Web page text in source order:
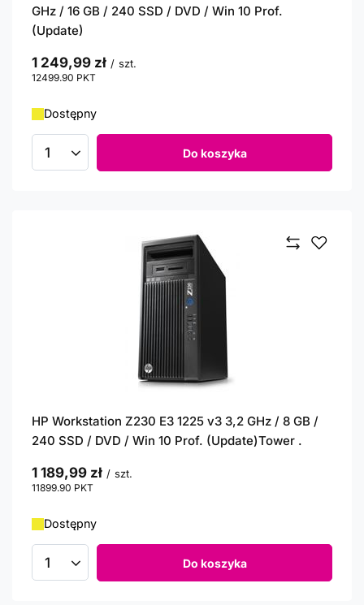
GHz / 16 GB / 240 SSD / DVD / Win 10 Prof.
(Update)
1 249,99 zł / szt.
12499.90 PKT
Dostępny
Ilość produktów Do koszyka
HP Workstation Z230 E3 1225 v3 3,2 GHz / 8 GB /
240 SSD / DVD / Win 10 Prof. (Update)Tower .
1 189,99 zł / szt.
11899.90 PKT
Dostępny
Ilość produktów Do koszyka